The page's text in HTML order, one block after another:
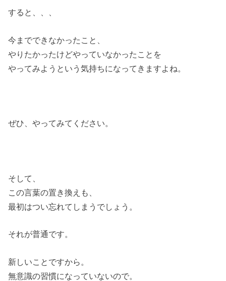
すると、、、
今までできなかったこと、
やりたかったけどやっていなかったことを
やってみようという気持ちになってきますよね。
ぜひ、やってみてください。
そして、
この言葉の置き換えも、
最初はつい忘れてしまうでしょう。
それが普通です。
新しいことですから。
無意識の習慣になっていないので。